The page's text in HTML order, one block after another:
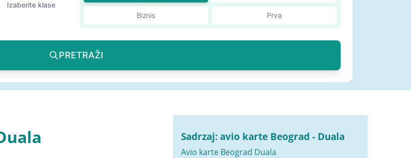
Izaberite klase
Biznis Prva
PRETRAŽI
Sadrzaj: avio karte Beograd - Duala
Avio karte Beograd Duala